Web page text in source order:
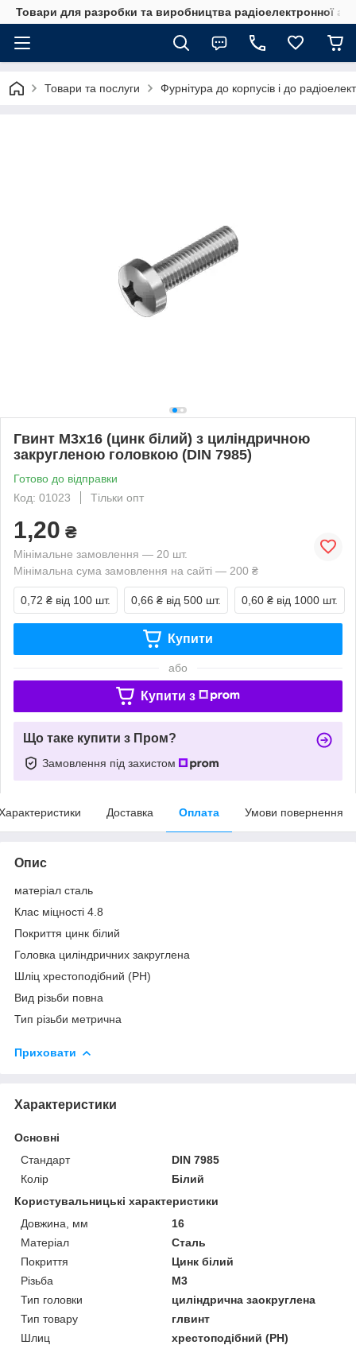
Товари для разробки та виробництва радіоелектронної
Товари та послуги Фурнітура до корпусів і до
Гвинт М3х16 (цинк білий) з циліндричною
закругленою головкою (DIN 7985)
Готово до відправки
Код: 01023
Тільки опт
1,20 ₴
Мінімальне замовлення — 20 шт.
Мінімальна сума замовлення на сайті — 200 ₴
0,72 ₴ від 100 шт. 0,66 ₴ від 500 шт. 0,60 ₴ від 1000 шт.
Купити
або
Купити з
Що таке купити з Пром?
Замовлення під захистом
Доставка Оплата Умови повернення
Опис
матеріал сталь
Клас міцності 4.8
Покриття цинк білий
Головка циліндричних закруглена
Шліц хрестоподібний (PH)
Вид різьби повна
Тип різьби метрична
Приховати
Характеристики
Основні
Стандарт
DIN 7985
Колір
Білий
Користувальницькі характеристики
Довжина, мм
16
Матеріал
Сталь
Покриття
Цинк білий
Різьба
М3
Тип головки
циліндрична заокруглена
Тип товару
глвинт
Шлиц
хрестоподібний (PH)